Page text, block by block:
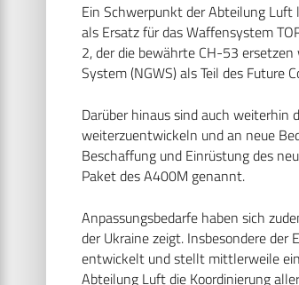
Ein Schwerpunkt der Abteilung
als Ersatz für das Waffensystem
2, der die bewährte CH-53
System (NGWS) als Teil des Future
Darüber hinaus sind auch
weiterzuentwickeln und an neue
Beschaffung und Einrüstung des
Paket des A400M genannt.
Anpassungsbedarfe haben sich
der Ukraine zeigt. Insbesondere
entwickelt und stellt mittlerweile
Abteilung Luft die Koordinierung